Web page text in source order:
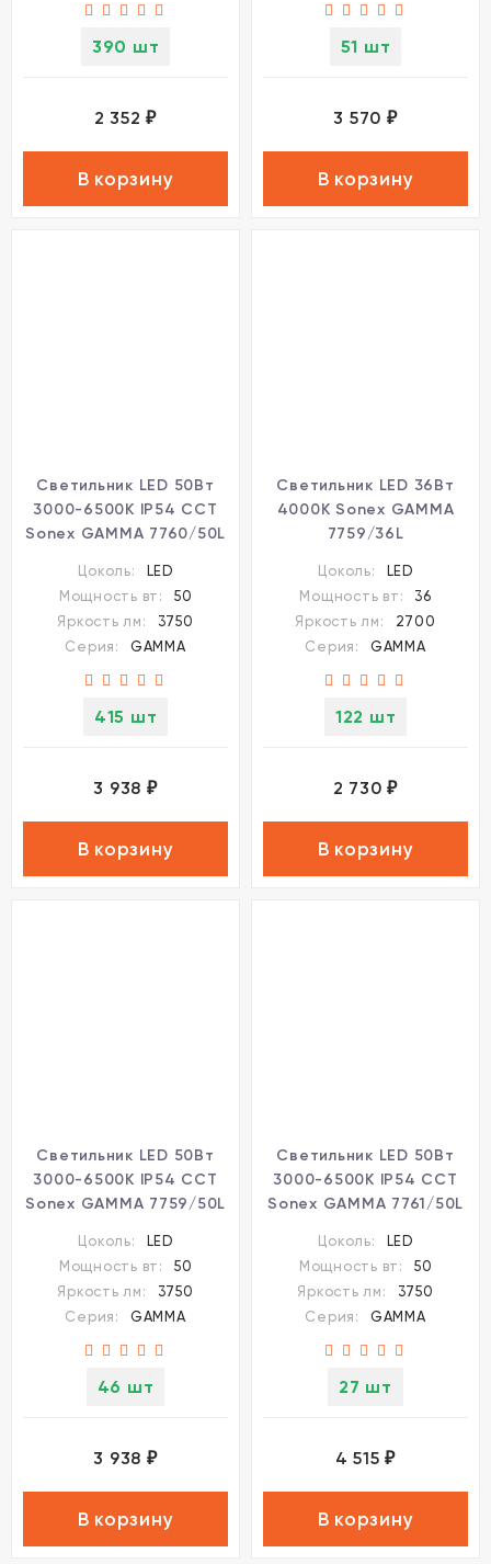
390 шт
2 352₽
В корзину
51 шт
3 570 ₽
В корзину
Светильник LED 50Вт
3000-6500K IP54 CCT
Sonex GAMMA 7760/50L
Цоколь:
LED
Мощность вт:
50
Яркость лм:
3750
Серия:
GAMMA
415 шт
3 938 ₽
В корзину
Светильник LED 36Вт
4000K Sonex GAMMA
7759/36L
Цоколь:
LED
Мощность вт:
36
Яркость лм:
2700
Серия:
GAMMA
122 шт
2 730₽
В корзину
Светильник LED 50Вт
3000-6500K IP54 CCT
Sonex GAMMA 7759/50L
Цоколь:
LED
Мощность вт:
50
Яркость лм:
3750
Серия:
GAMMA
46 шт
3 938 ₽
В корзину
Светильник LED 50Вт
3000-6500K IP54 CCT
Sonex GAMMA 7761/50L
Цоколь:
LED
Мощность вт:
50
Яркость лм:
3750
Серия:
GAMMA
27 шт
4 515₽
В корзину